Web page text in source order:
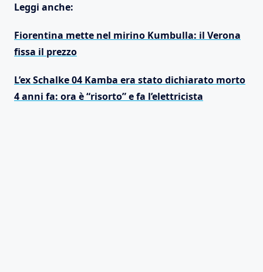
Leggi anche:
Fiorentina mette nel mirino Kumbulla: il Verona
fissa il prezzo
L’ex Schalke 04 Kamba era stato dichiarato morto
4 anni fa: ora è “risorto” e fa l’elettricista